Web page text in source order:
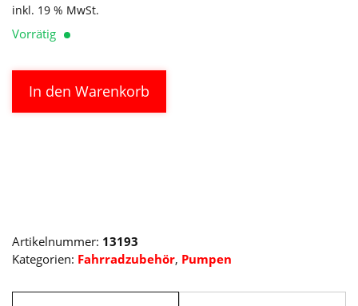
inkl. 19 % MwSt.
Vorrätig
Pumpe
RACE
In den Warenkorb
Artikelnummer: 13193
Kategorien: Fahrradzubehör, Pumpen